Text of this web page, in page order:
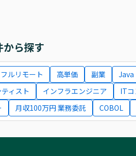
ら探す
フルリモート 高単価 副業
Java
ィスト
インフラエンジニア
IT
月収100万円 業務委託 COBOL